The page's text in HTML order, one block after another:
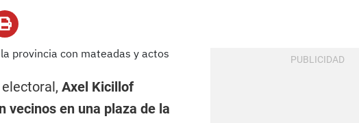
Axel Kicillof
vecinos en una plaza de la